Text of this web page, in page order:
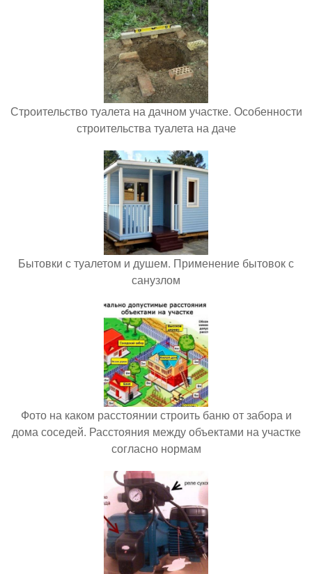
Строительство туалета на дачном участке. Особенности
строительства туалета на даче
Бытовки с туалетом и душем. Применение бытовок с
санузлом
Фото на каком расстоянии строить баню от забора и
дома соседей. Расстояния между объектами на участке
согласно нормам